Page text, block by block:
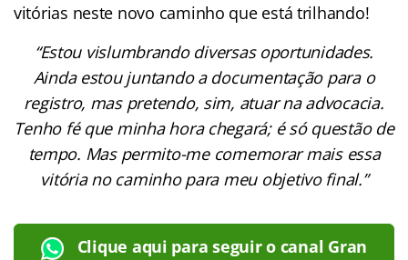
vitórias neste novo caminho que está trilhando!
“Estou vislumbrando diversas oportunidades.
Ainda estou juntando a documentação para o
registro, mas pretendo, sim, atuar na advocacia.
Tenho fé que minha hora chegará; é só questão de
tempo. Mas permito-me comemorar mais essa
vitória no caminho para meu objetivo final.”
Clique aqui para seguir o canal Gran